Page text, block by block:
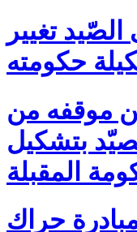
تغيير
حكومته
موقفه من
بتشكيل
المقبلة
حراك